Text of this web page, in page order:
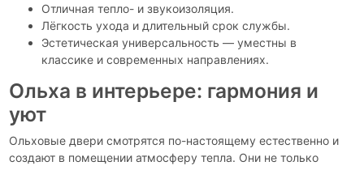
Отличная тепло- и звукоизоляция.
Лёгкость ухода и длительный срок службы.
Эстетическая универсальность — уместны в
классике и современных направлениях.
Ольха в интерьере: гармония и
уют
Ольховые двери смотрятся по-настоящему естественно и
создают в помещении атмосферу тепла. Они не только